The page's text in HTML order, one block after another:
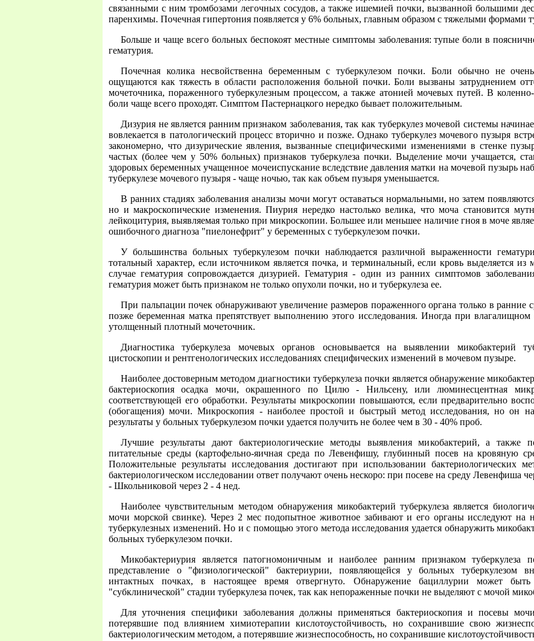
связанными с ним тромбозами легочных сосудов, а также ишемией почки, вызванной большими
паренхимы. Почечная гипертония появляется у 6% больных, главным образом с тяжелыми формами
Больше и чаще всего больных беспокоят местные симптомы заболевания: тупые боли в
гематурия.
Почечная колика несвойственна беременным с туберкулезом почки. Боли обычно не
ощущаются как тяжесть в области расположения больной почки. Боли вызваны затруднением
мочеточника, пораженного туберкулезным процессом, а также атонией мочевых путей. В
боли чаще всего проходят. Симптом Пастернацкого нередко бывает положительным.
Дизурия не является ранним признаком заболевания, так как туберкулез мочевой системы
вовлекается в патологический процесс вторично и позже. Однако туберкулез мочевого пузыря
закономерно, что дизурические явления, вызванные специфическими изменениями в стенке
частых (более чем у 50% больных) признаков туберкулеза почки. Выделение мочи учащается,
здоровых беременных учащенное мочеиспускание вследствие давления матки на мочевой пузырь
туберкулезе мочевого пузыря - чаще ночью, так как объем пузыря уменьшается.
В ранних стадиях заболевания анализы мочи могут оставаться нормальными, но затем
но и макроскопические изменения. Пиурия нередко настолько велика, что моча становится
лейкоцитурия, выявляемая только при микроскопии. Большее или меньшее наличие гноя в моче
ошибочного диагноза "пиелонефрит" у беременных с туберкулезом почки.
У большинства больных туберкулезом почки наблюдается различной выраженности
тотальный характер, если источником является почка, и терминальный, если кровь выделяется
случае гематурия сопровождается дизурией. Гематурия - один из ранних симптомов
гематурия может быть признаком не только опухоли почки, но и туберкулеза ее.
При пальпации почек обнаруживают увеличение размеров пораженного органа только в ранние
позже беременная матка препятствует выполнению этого исследования. Иногда при
утолщенный плотный мочеточник.
Диагностика туберкулеза мочевых органов основывается на выявлении микобактерий
цистоскопии и рентгенологических исследованиях специфических изменений в мочевом пузыре.
Наиболее достоверным методом диагностики туберкулеза почки является обнаружение
бактериоскопия осадка мочи, окрашенного по Цилю - Нильсену, или люминесцентная
соответствующей его обработки. Результаты микроскопии повышаются, если предварительно
(обогащения) мочи. Микроскопия - наиболее простой и быстрый метод исследования, но он
результаты у больных туберкулезом почки удается получить не более чем в 30 - 40% проб.
Лучшие результаты дают бактериологические методы выявления микобактерий, а также
питательные среды (картофельно-яичная среда по Левенфишу, глубинный посев на кровяную
Положительные результаты исследования достигают при использовании бактериологических
бактериологическом исследовании ответ получают очень нескоро: при посеве на среду Левенфиша
- Школьниковой через 2 - 4 нед.
Наиболее чувствительным методом обнаружения микобактерий туберкулеза является
мочи морской свинке). Через 2 мес подопытное животное забивают и его органы исследуют на
туберкулезных изменений. Но и с помощью этого метода исследования удается обнаружить
больных туберкулезом почки.
Микобактериурия является патогномоничным и наиболее ранним признаком туберкулеза
представление о "физиологической" бактериурии, появляющейся у больных туберкулезом
интактных почках, в настоящее время отвергнуто. Обнаружение бациллурии может быть
"субклинической" стадии туберкулеза почек, так как непораженные почки не выделяют с мочой
Для уточнения специфики заболевания должны применяться бактериоскопия и посевы
потерявшие под влиянием химиотерапии кислотоустойчивость, но сохранившие свою
бактериологическим методом, а потерявшие жизнеспособность, но сохранившие